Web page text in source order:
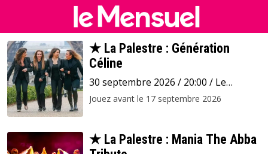
★ La Palestre : Génération
Céline
30 septembre 2026 / 20:00 / Le
Cannet / La Palestre
Jouez avant le 17 septembre 2026
★ La Palestre : Mania The Abba